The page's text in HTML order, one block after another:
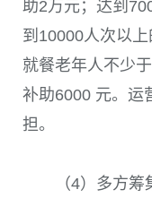
助2万元；达到
到 10000人次以
就餐老年人不少于
补助6000 元。运
担。
（4）多方筹